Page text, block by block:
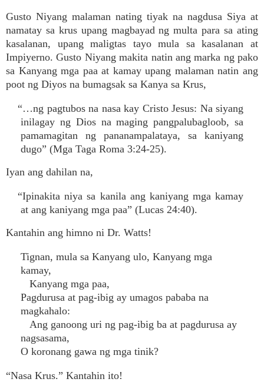
Gusto Niyang malaman nating tiyak na nagdusa Siya at
namatay sa krus upang magbayad ng multa para sa ating
kasalanan, upang maligtas tayo mula sa kasalanan at
Impiyerno. Gusto Niyang makita natin ang marka ng pako
sa Kanyang mga paa at kamay upang malaman natin ang
poot ng Diyos na bumagsak sa Kanya sa Krus,
“…ng pagtubos na nasa kay Cristo Jesus: Na siyang
inilagay ng Dios na maging pangpalubagloob, sa
pamamagitan ng pananampalataya, sa kaniyang
dugo” (Mga Taga Roma 3:24-25).
Iyan ang dahilan na,
“Ipinakita niya sa kanila ang kaniyang mga kamay
at ang kaniyang mga paa” (Lucas 24:40).
Kantahin ang himno ni Dr. Watts!
Tignan, mula sa Kanyang ulo, Kanyang mga
kamay,
Kanyang mga paa,
Pagdurusa at pag-ibig ay umagos pababa na
magkahalo:
Ang ganoong uri ng pag-ibig ba at pagdurusa ay
nagsasama,
O koronang gawa ng mga tinik?
“Nasa Krus.” Kantahin ito!